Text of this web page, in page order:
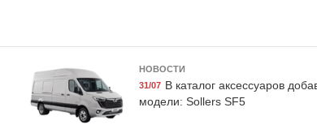
Многофункциональная
очищающая присадка к
дизельному топливу
Набор
флажковых
НОВОСТИ
31/07 В каталог аксессуаров
модели: Sollers SF5